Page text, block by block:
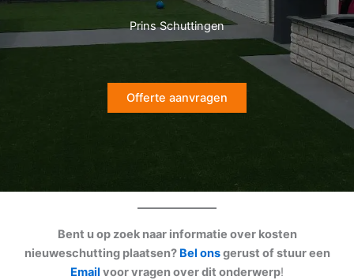
Prins Schuttingen
Offerte aanvragen
Bent u op zoek naar informatie over kosten
nieuweschutting plaatsen? Bel onsgerust of stuur een
Email voor vragen over dit onderwerp!